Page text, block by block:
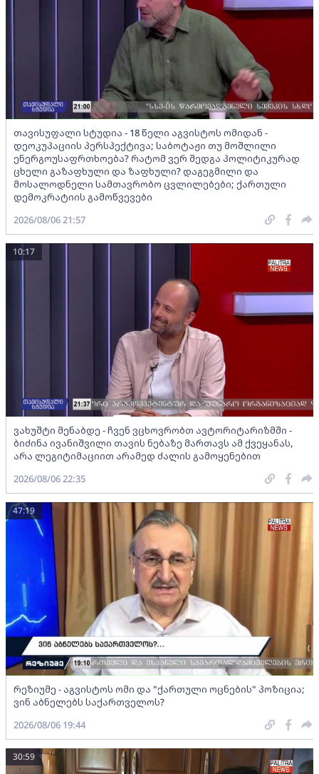
თავისუფალი სტუდია - 18 წელი აგვისტოს ომიდან -
დეოკუპაციის პერსპექტივა; საბოტაჟი თუ მოშლილი
ენერგოუსაფრთხოება? რატომ ვერ შედგა პოლიტიკურად
ცხელი გაზაფხული და ზაფხული? დაგეგმილი და
მოსალოდნელი სამთავრობო ცვლილებები; ქართული
დემოკრატიის გამოწვევები
2026/08/06 21:57
ვახუშტი მენაბდე - ჩვენ ვცხოვრობთ ავტორიტარიზმში -
ბიძინა ივანიშვილი თავის ნებაზე მართავს ამ ქვეყანას,
არა ლეგიტიმაციით არამედ ძალის გამოყენებით
10:17
2026/08/06 22:35
რეზიუმე - აგვისტოს ომი და "ქართული ოცნების" პოზიცია;
ვინ აბნელებს საქართველოს?
47:19
2026/08/06 19:44
30:59